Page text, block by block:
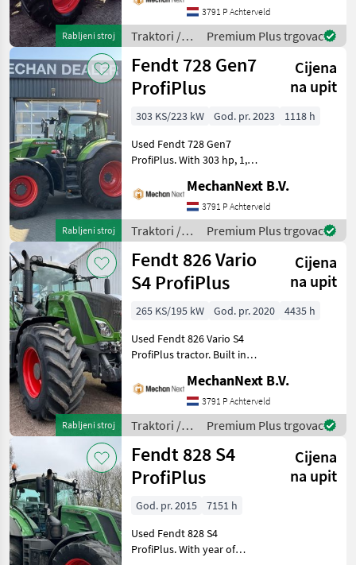
Rabljeni stroj
Specifications 50 km/h
Four-wheel drive Front
linkage Front PTO Su
3791 P Achterveld
Traktori /
Fendt
Premium Plus trgovac
Rabljeni stroj
Fendt 728 Gen7
ProfiPlus
Cijena
na upit
303 KS/223 kW God. pr. 2023
1118 h
Used Fendt 728 Gen7
ProfiPlus. With 303 hp, 1,
year of manufacture 2023.
Specifications Max. speed 65
km/h Four-wheel drive
Front linkag
MechanNext B.V.
3791 P Achterveld
Traktori /
Fendt
Premium Plus trgovac
Rabljeni stroj
Fendt 826 Vario
S4 ProfiPlus
Cijena
na upit
265 KS/195 kW God. pr. 2020
4435 h
Used Fendt 826 Vario S4
ProfiPlus tractor. Built in
hours of operation.
Specifications Front linkage
Cat. 2 Rear PTO 540 E &
1000 rpm H
MechanNext B.V.
3791 P Achterveld
Traktori /
Fendt
Premium Plus trgovac
Fendt 828 S4
ProfiPlus
Cijena
na upit
God. pr. 2015
7151 h
Used Fendt 828 S4
ProfiPlus. With year of